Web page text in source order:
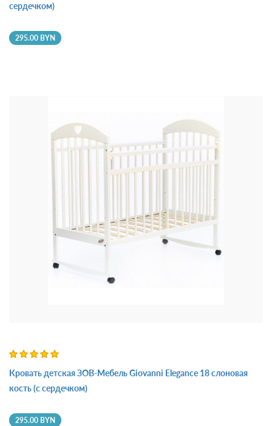
сердечком)
295.00 BYN
Кровать детская ЗОВ-Мебель Giovanni Elegance 18 слоновая
кость (с сердечком)
295.00 BYN